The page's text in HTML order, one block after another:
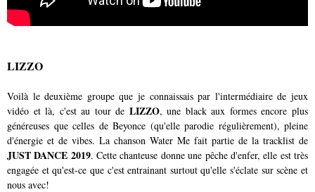
LIZZO
Voilà le deuxième groupe que je connaissais par l'intermédiaire de jeux
vidéo et là, c'est au tour de LIZZO, une black aux formes encore plus
généreuses que celles de Beyonce (qu'elle parodie régulièrement), pleine
d'énergie et de vibes. La chanson Water Me fait partie de la tracklist de
JUST DANCE 2019. Cette chanteuse donne une pêche d'enfer, elle est très
engagée et qu'est-ce que c'est entrainant surtout qu'elle s'éclate sur scène et
nous avec!